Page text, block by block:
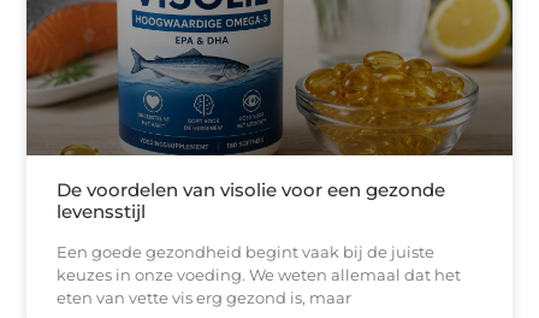
De voordelen van visolie voor een gezonde
levensstijl
Een goede gezondheid begint vaak bij de juiste
keuzes in onze voeding. We weten allemaal dat het
eten van vette vis erg gezond is, maar